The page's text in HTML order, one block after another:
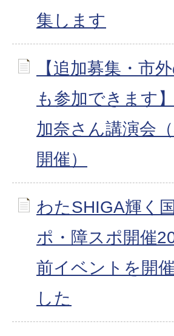
集します
【追加募集・市
も参加できます
加奈さん講演会
開催）
わたSHIGA輝く
ポ・障スポ開催
前イベントを開
した